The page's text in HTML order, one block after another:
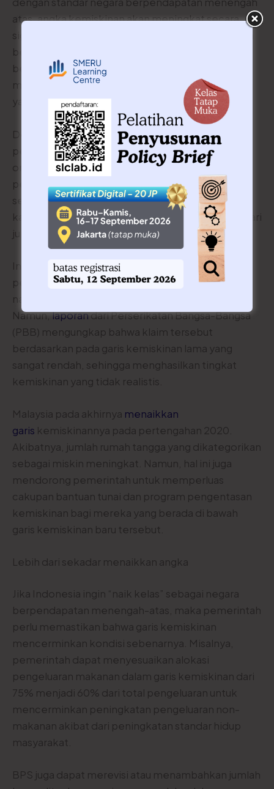
atas, angka kemiskinan akan meningkat secara
signifikan. Namun, hal ini bukan berarti kemiskinan
bertambah, melainkan cara pengukurannya yang
berubah. Penyesuaian ini penting untuk
menggambarkan secara lebih akurat jumlah warga
yang hidup dalam kemiskinan di Indonesia.
Dengan batas kemiskinan yang lebih tinggi,
pemerintah juga bisa menjangkau lebih banyak
orang yang rentan jatuh miskin. Berdasarkan
perhitungan kami menggunakan data Susenas,
sekitar 78 juta orang Indonesia termasuk dalam
kategori rentan miskin atau sekitar tiga kali lipat dari
jumlah orang miskin saat ini.
Indonesia bisa belajar dari Malaysia. Malaysia
pernah
mengklaimmemiliki tingkat kemiskinan
nasional terendah di dunia sebesar 0,4%.
Namun,laporandari Perserikatan Bangsa-Bangsa
(PBB) mengungkap bahwa klaim tersebut
berdasarkan pada garis kemiskinan lama yang
sangat rendah, sehingga menghasilkan tingkat
kemiskinan yang tidak realistis.
Malaysia pada akhirnya menaikkan
garis kemiskinannya pada pertengahan 2020.
Akibatnya, jumlah rumah tangga yang dikategorikan
sebagai miskin meningkat. Namun, hal ini juga
mendorong pemerintah untuk memperluas
cakupan bantuan tunai dan program pengentasan
kemiskinan bagi mereka yang berada di bawah
garis kemiskinan baru tersebut.
Lebih dari sekadar menaikkan angka
Jika Indonesia ingin “naik kelas” sebagai negara
berpendapatan menengah-atas, maka pemerintah
perlu memastikan bahwa garis kemiskinan
mencerminkan kondisi sebenarnya. Misalnya,
pemerintah dapat menyesuaikan alokasi
pengeluaran makanan dalam garis kemiskinan dari
75% menjadi 60% dari total pengeluaran untuk
mencerminkan peningkatan pengeluaran non-
makanan akibat dari peningkatan standar hidup
masyarakat.
BPS juga dapat merevisi atau menambahkan jumlah